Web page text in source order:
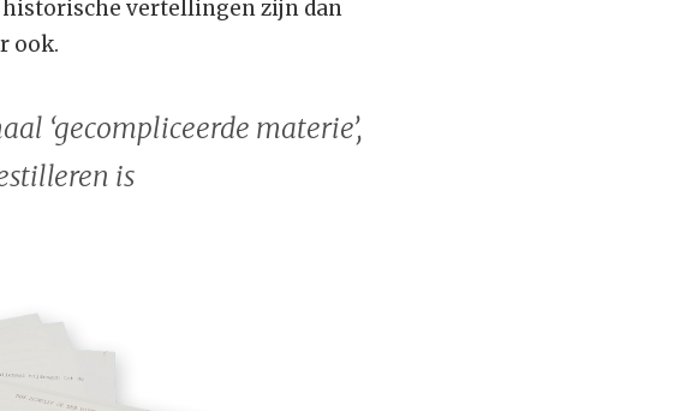
historische vertellingen zijn dan
ook.
‘gecompliceerde materie’,
is